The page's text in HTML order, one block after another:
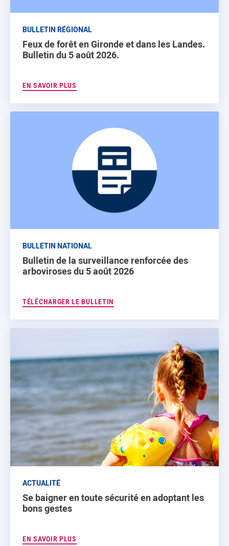
BULLETIN RÉGIONAL
Feux de forêt en Gironde et dans les Landes.
Bulletin du 5 août 2026.
EN SAVOIR PLUS
BULLETIN NATIONAL
Bulletin de la surveillance renforcée des
arboviroses du 5 août 2026
TÉLÉCHARGER LE BULLETIN
ACTUALITÉ
Se baigner en toute sécurité en adoptant les
bons gestes
EN SAVOIR PLUS